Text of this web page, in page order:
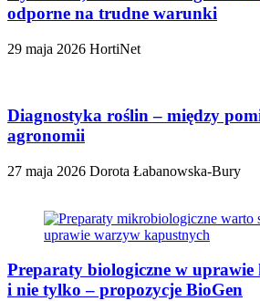
odporne na trudne warunki
29 maja 2026 HortiNet
Diagnostyka roślin – między
agronomii
27 maja 2026 Dorota Łabanowska-Bury
Preparaty biologiczne w uprawie
i nie tylko – propozycje BioGen